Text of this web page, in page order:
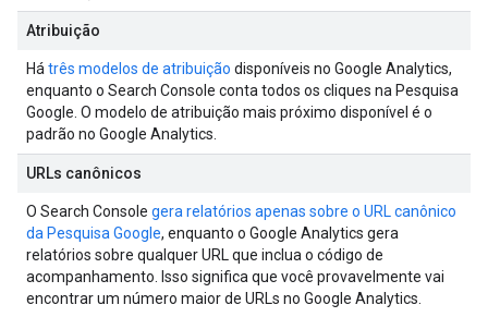
Atribuição
Hátrês modelos de atribuição disponíveis no Google Analytics,
enquanto o Search Console conta todos os cliques na Pesquisa
Google. O modelo de atribuição mais próximo disponível é o
padrão no Google Analytics.
URLs canônicos
O Search Console gera relatórios apenas sobre o URL canônico
da Pesquisa Google, enquanto o Google Analytics gera
relatórios sobre qualquer URL que inclua o código de
acompanhamento. Isso significa que você provavelmente vai
encontrar um número maior de URLs no Google Analytics.